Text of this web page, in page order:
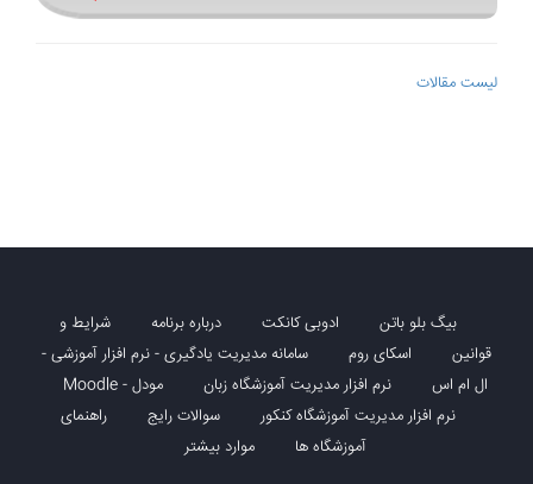
لیست مقالات
بیگ بلو باتن ادوبی کانکت درباره برنامه
شرایط و
قوانین
اسکای روم
سامانه مدیریت یادگیری - نرم افزار آموزشی -
ال ام اس
نرم افزار مدیریت آموزشگاه زبان
مودل - Moodle
نرم افزار مدیریت آموزشگاه کنکور
سوالات رایج
راهنمای
آموزشگاه ها
موارد بیشتر